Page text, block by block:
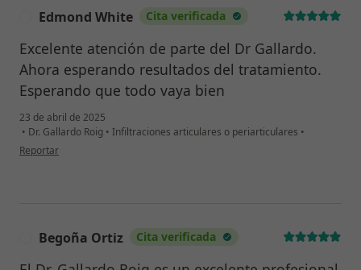
Edmond White Cita verificada
Excelente atención de parte del Dr Gallardo.
Ahora esperando resultados del tratamiento.
Esperando que todo vaya bien
23 de abril de 2025
• Dr. Gallardo Roig • Infiltraciones articulares o periarticulares •
en opinión del usuario Edmond White
Reportar
Begoña Ortiz Cita verificada